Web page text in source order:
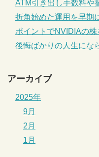
ATM引き出し手数料や
折角始めた運用を早期
ポイントでNVIDIAの
後悔ばかりの人生にな
アーカイブ
2025年
9月
2月
1月